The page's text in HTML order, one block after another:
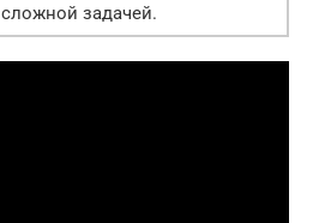
сложной задачей.